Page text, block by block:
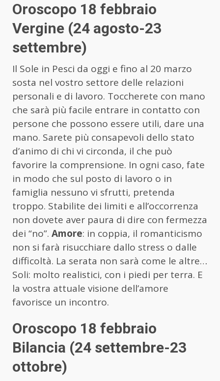
Oroscopo 18 febbraio
Vergine (24 agosto-23
settembre)
Il Sole in Pesci da oggi e fino al 20 marzo
sosta nel vostro settore delle relazioni
personali e di lavoro. Toccherete con mano
che sarà più facile entrare in contatto con
persone che possono essere utili, dare una
mano. Sarete più consapevoli dello stato
d’animo di chi vi circonda, il che può
favorire la comprensione. In ogni caso, fate
in modo che sul posto di lavoro o in
famiglia nessuno vi sfrutti, pretenda
troppo. Stabilite dei limiti e all’occorrenza
non dovete aver paura di dire con fermezza
dei “no”. Amore: in coppia, il romanticismo
non si farà risucchiare dallo stress o dalle
difficoltà. La serata non sarà come le altre…
Soli: molto realistici, con i piedi per terra. E
la vostra attuale visione dell’amore
favorisce un incontro.
Oroscopo 18 febbraio
Bilancia (24 settembre-23
ottobre)